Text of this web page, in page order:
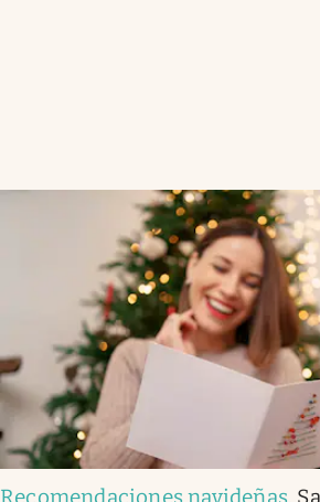
Recomendaciones navideñas.